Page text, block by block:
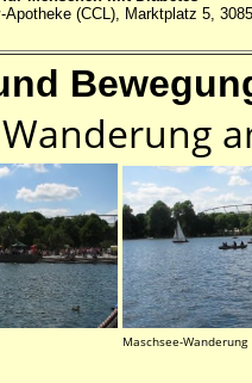
(CCL), Marktplatz 5,
Maschsee-Wanderung